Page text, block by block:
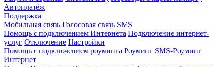
Автоплатёж
Поддержка
Мобильная связь Голосовая связь SMS
Помощь с подключением Интернета Подключение интернет-
услуг Отключение Настройки
Помощь с подключением роуминга Роуминг SMS-Роуминг
Интернет